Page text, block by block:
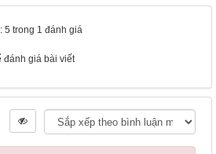
5 trong 1 đánh giá
đánh giá bài viết